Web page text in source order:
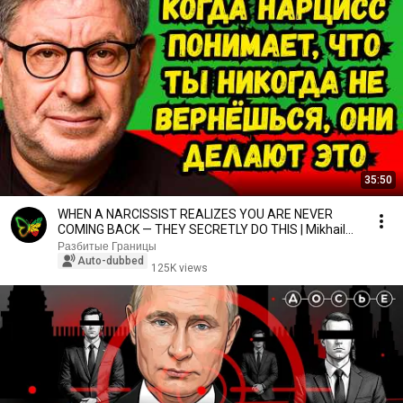
35:50
WHEN A NARCISSIST REALIZES YOU ARE NEVER
COMING BACK — THEY SECRETLY DO THIS | Mikhail
Labkovsky
Разбитые Границы
Auto-dubbed
125K views